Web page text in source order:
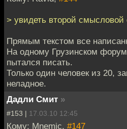
> увидеть второй смысловой
Прямым текстом все
На одному Грузинском
пытался писать.
Только один человек из 20,
неладное.
Дадли Смит »
#153 | 17.03.10 12:45
Кому: Mnemic, #147